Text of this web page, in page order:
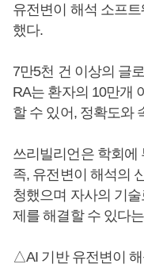
유전변이 해석 소프
했다.
7만5천 건 이상의 글
RA는 환자의 10만개
할 수 있어, 정확도와
쓰리빌리언은 학회에
족, 유전변이 해석의
청했으며 자사의 기
제를 해결할 수 있다
△AI 기반 유전변이 해